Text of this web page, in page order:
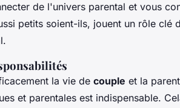
de l'univers parental et vous
petits soient-ils, jouent un rôle clé
la vie de couple et la
et parentales est indispensable.